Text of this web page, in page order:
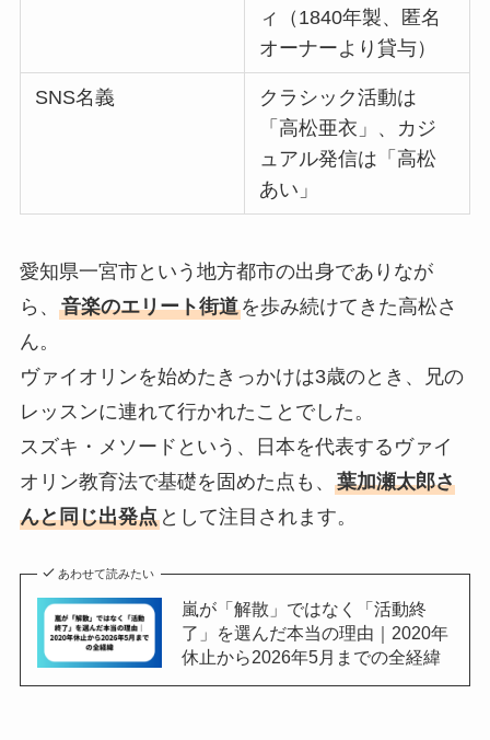
ィ（1840年製、匿名
オーナーより貸与）
SNS名義
クラシック活動は
「高松亜衣」、カジ
ュアル発信は「高松
あい」
愛知県一宮市という地方都市の出身でありなが
ら、 音楽のエリート街道を歩み続けてきた高松さ
ん。
ヴァイオリンを始めたきっかけは3歳のとき、兄の
レッスンに連れて行かれたことでした。
スズキ・メソードという、日本を代表するヴァイ
オリン教育法で基礎を固めた点も、 葉加瀬太郎さ
んと同じ出発点として注目されます。
あわせて読みたい
嵐が「解散」ではなく「活動終
了」を選んだ本当の理由｜2020年
休止から2026年5月までの全経緯